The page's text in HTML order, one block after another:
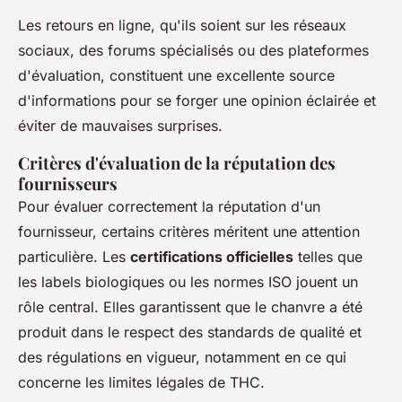
Les retours en ligne, qu'ils soient sur les réseaux
sociaux, des forums spécialisés ou des plateformes
d'évaluation, constituent une excellente source
d'informations pour se forger une opinion éclairée et
éviter de mauvaises surprises.
Critères d'évaluation de la réputation des
fournisseurs
Pour évaluer correctement la réputation d'un
fournisseur, certains critères méritent une attention
particulière. Les certifications officielles telles que
les labels biologiques ou les normes ISO jouent un
rôle central. Elles garantissent que le chanvre a été
produit dans le respect des standards de qualité et
des régulations en vigueur, notamment en ce qui
concerne les limites légales de THC.